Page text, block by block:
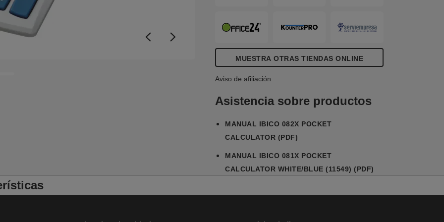
MUESTRA OTRAS TIENDAS ONLINE
Aviso de afiliación
Asistencia sobre productos
MANUAL IBICO 082X POCKET
CALCULATOR (PDF)
MANUAL IBICO 081X POCKET
CALCULATOR WHITE/BLUE (11549) (PDF)